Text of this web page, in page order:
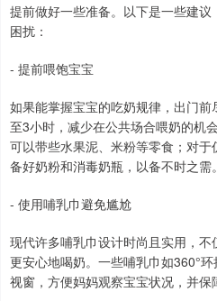
提前做好一些准备。以下是一些建
困扰：
- 提前喂饱宝宝
如果能掌握宝宝的吃奶规律，出门
至3小时，减少在公共场合喂奶的机
可以带些水果泥、米粉等零食；对
备好奶粉和消毒奶瓶，以备不时之需。
- 使用哺乳巾避免尴尬
现代许多哺乳巾设计时尚且实用，
更安心地喝奶。一些哺乳巾如360°
视窗，方便妈妈观察宝宝状况，并保